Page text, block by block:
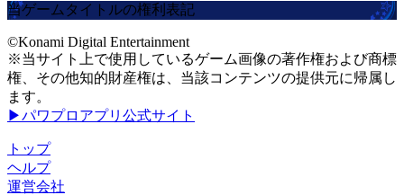
当ゲームタイトルの権利表記
©Konami Digital Entertainment
※当サイト上で使用しているゲーム画像の著作権および商標
権、その他知的財産権は、当該コンテンツの提供元に帰属し
ます。
▶パワプロアプリ公式サイト
トップ
ヘルプ
運営会社